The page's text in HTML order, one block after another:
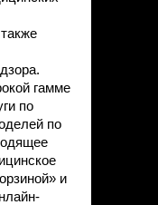
гамме
по
по
и